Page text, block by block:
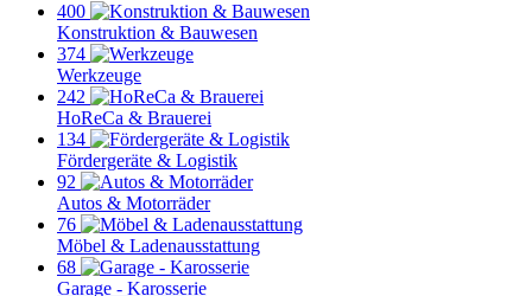
400
Konstruktion & Bauwesen
374
Werkzeuge
242
HoReCa & Brauerei
134
Fördergeräte & Logistik
92
Autos & Motorräder
76
Möbel & Ladenausstattung
68
Garage - Karosserie